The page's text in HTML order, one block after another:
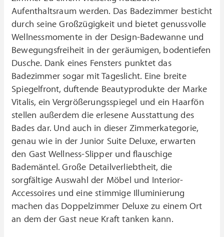
Aufenthaltsraum werden. Das Badezimmer besticht
durch seine Großzügigkeit und bietet genussvolle
Wellnessmomente in der Design-Badewanne und
Bewegungsfreiheit in der geräumigen, bodentiefen
Dusche. Dank eines Fensters punktet das
Badezimmer sogar mit Tageslicht. Eine breite
Spiegelfront, duftende Beautyprodukte der Marke
Vitalis, ein Vergrößerungsspiegel und ein Haarfön
stellen außerdem die erlesene Ausstattung des
Bades dar. Und auch in dieser Zimmerkategorie,
genau wie in der Junior Suite Deluxe, erwarten
den Gast Wellness-Slipper und flauschige
Bademäntel. Große Detailverliebtheit, die
sorgfältige Auswahl der Möbel und Interior-
Accessoires und eine stimmige Illuminierung
machen das Doppelzimmer Deluxe zu einem Ort
an dem der Gast neue Kraft tanken kann.